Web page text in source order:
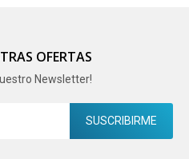
OFERTAS
Newsletter!
SUSCRIBIRME